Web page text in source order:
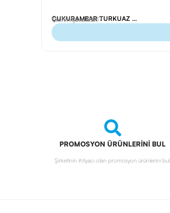
ÇUKURAMBAR TURKUAZ TARİHLİ AJANDA (15X21 CM)
Ürün Kodu: 19687
Tarihli Ajandalar
PROMOSYON ÜRÜNLERİNİ BUL
Şirketinin ihtiyacı olan promosyon ürünlerini bul.